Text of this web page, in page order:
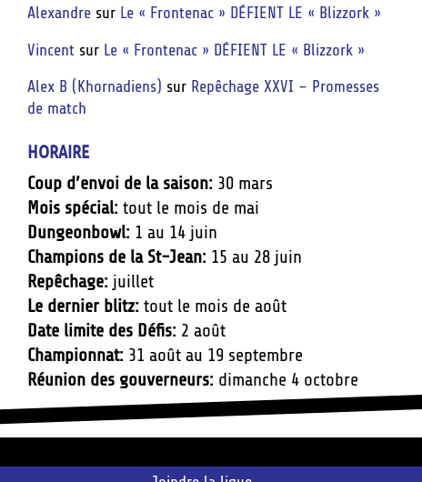
Alexandre sur Le « Frontenac » DÉFIENT LE « Blizzork »
Vincent sur Le « Frontenac » DÉFIENT LE « Blizzork »
Alex B (Khornadiens) sur Repêchage XXVI – Promesses
de match
HORAIRE
Coup d’envoi de la saison: 30 mars
Mois spécial: tout le mois de mai
Dungeonbowl: 1 au 14 juin
Champions de la St-Jean: 15 au 28 juin
Repêchage: juillet
Le dernier blitz: tout le mois de août
Date limite des Défis: 2 août
Championnat: 31 août au 19 septembre
Réunion des gouverneurs: dimanche 4 octobre